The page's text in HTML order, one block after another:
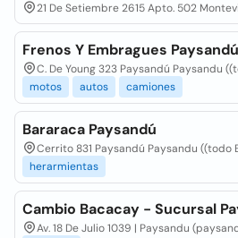
21 De Setiembre 2615 Apto. 502
Frenos Y Embragues Paysandú
C. De Young 323 Paysandú Paysandu
motos
autos camiones
Bararaca Paysandú
Cerrito 831 Paysandú Paysandu ((todo
herarmientas
Cambio Bacacay - Sucursal
Av. 18 De Julio 1039 | Paysandu